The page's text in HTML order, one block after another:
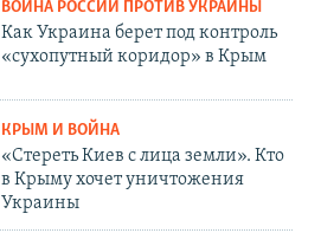
ВОЙНА РОССИИ ПРОТИВ УКРАИНЫ
Как Украина берет под контроль
«сухопутный коридор» в Крым
КРЫМ И ВОЙНА
«Стереть Киев с лица земли». Кто
в Крыму хочет уничтожения
Украины